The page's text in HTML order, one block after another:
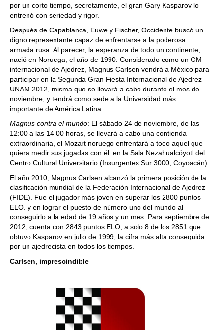
por un corto tiempo, secretamente, el gran Gary Kasparov lo
entrenó con seriedad y rigor.
Después de Capablanca, Euwe y Fischer, Occidente buscó un
digno representante capaz de enfrentarse a la poderosa
armada rusa. Al parecer, la esperanza de todo un continente,
nació en Noruega, el año de 1990. Considerado como un GM
internacional de Ajedrez, Magnus Carlsen vendrá a México para
participar en la Segunda Gran Fiesta Internacional de Ajedrez
UNAM 2012, misma que se llevará a cabo durante el mes de
noviembre, y tendrá como sede a la Universidad más
importante de América Latina.
Magnus contra el mundo: El sábado 24 de noviembre, de las
12:00 a las 14:00 horas, se llevará a cabo una contienda
extraordinaria, el Mozart noruego enfrentará a todo aquel que
quiera medir sus jugadas con él, en la Sala Nezahualcóyotl del
Centro Cultural Universitario (Insurgentes Sur 3000, Coyoacán).
El año 2010, Magnus Carlsen alcanzó la primera posición de la
clasificación mundial de la Federación Internacional de Ajedrez
(FIDE). Fue el jugador más joven en superar los 2800 puntos
ELO, y en lograr el puesto de número uno del mundo al
conseguirlo a la edad de 19 años y un mes. Para septiembre de
2012, cuenta con 2843 puntos ELO, a solo 8 de los 2851 que
obtuvo Kasparov en julio de 1999, la cifra más alta conseguida
por un ajedrecista en todos los tiempos.
Carlsen, imprescindible